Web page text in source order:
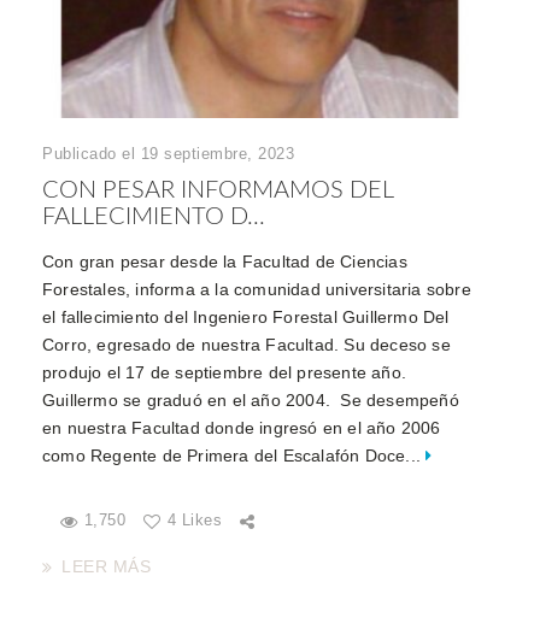
Publicado el 19 septiembre, 2023
CON PESAR INFORMAMOS DEL
FALLECIMIENTO D...
Con gran pesar desde la Facultad de Ciencias
Forestales, informa a la comunidad universitaria sobre
el fallecimiento del Ingeniero Forestal Guillermo Del
Corro, egresado de nuestra Facultad. Su deceso se
produjo el 17 de septiembre del presente año.
Guillermo se graduó en el año 2004. Se desempeñó
en nuestra Facultad donde ingresó en el año 2006
como Regente de Primera del Escalafón Doce...
1,750 4 Likes
LEER MÁS